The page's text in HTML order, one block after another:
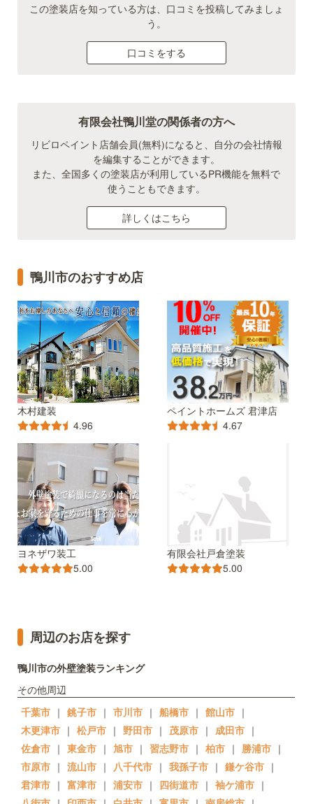
この塗装店を知っている方は、口コミを投稿してみましょ
う。
口コミをする
有限会社鴨川堂の関係者の方へ
リビロペイント店舗会員(無料)になると、自分の会社情報
を編集することができます。
また、全国多くの塗装店が利用しているPR機能を無料で
使うこともできます。
詳しくはこちら
鴨川市のおすすめ店
木村建装
4.96
ペイントホームズ 君津店
4.67
ヨネザワ装工
5.00
有限会社戸倉塗装
5.00
周辺のお店を探す
鴨川市の外壁塗装ランキング
その他周辺
千葉市 ｜ 銚子市 ｜ 市川市 ｜ 船橋市 ｜ 館山市 ｜
木更津市 ｜ 松戸市 ｜ 野田市 ｜ 茂原市 ｜ 成田市 ｜
佐倉市 ｜ 東金市 ｜ 旭市 ｜ 習志野市 ｜ 柏市 ｜ 勝浦市 ｜
市原市 ｜ 流山市 ｜ 八千代市 ｜ 我孫子市 ｜ 鎌ケ谷市 ｜
君津市 ｜ 富津市 ｜ 浦安市 ｜ 四街道市 ｜ 袖ケ浦市 ｜